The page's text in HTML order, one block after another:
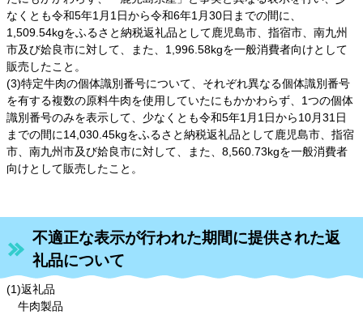
なくとも令和5年1月1日から令和6年1月30日までの間に、
1,509.54kgをふるさと納税返礼品として鹿児島市、指宿市、南九州
市及び姶良市に対して、また、1,996.58kgを一般消費者向けとして
販売したこと。
(3)特定牛肉の個体識別番号について、それぞれ異なる個体識別番号
を有する複数の原料牛肉を使用していたにもかかわらず、1つの個体
識別番号のみを表示して、少なくとも令和5年1月1日から10月31日
までの間に14,030.45kgをふるさと納税返礼品として鹿児島市、指宿
市、南九州市及び姶良市に対して、また、8,560.73kgを一般消費者
向けとして販売したこと。
不適正な表示が行われた期間に提供された返
礼品について
(1)返礼品
牛肉製品